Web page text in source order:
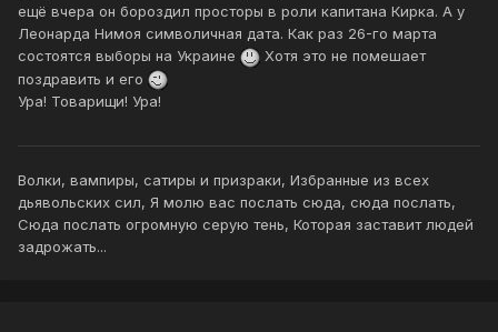
ещё вчера он бороздил просторы в роли капитана Кирка. А у
Леонарда Нимоя символичная дата. Как раз 26-го марта
состоятся выборы на Украине
Хотя это не помешает
поздравить и его
Ура! Товарищи! Ура!
Волки, вампиры, сатиры и призраки, Избранные из всех
дьявольских сил, Я молю вас послать сюда, сюда послать,
Сюда послать огромную серую тень, Которая заставит людей
задрожать...